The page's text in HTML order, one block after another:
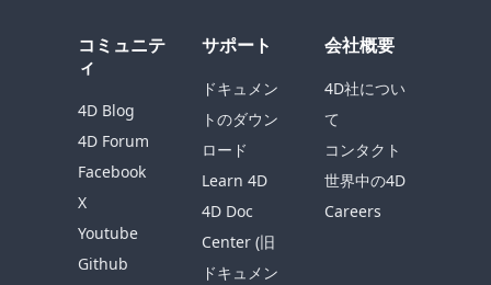
コミュニテ
ィ
4D Blog
4D Forum
Facebook
X
Youtube
Github
サポート
ドキュメン
トのダウン
ロード
Learn 4D
4D Doc
Center (旧
ドキュメン
会社概要
4D社につい
て
コンタクト
世界中の4D
Careers